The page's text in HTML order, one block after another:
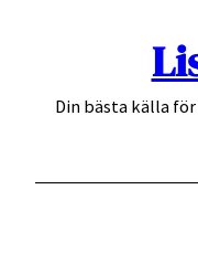
Din bästa källa